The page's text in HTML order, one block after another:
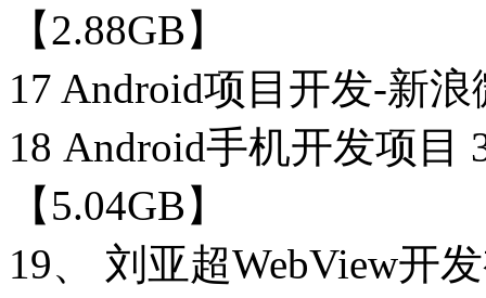
【2.88GB】
17 Android项目开
18 Android手机开发
【5.04GB】
19、 刘亚超